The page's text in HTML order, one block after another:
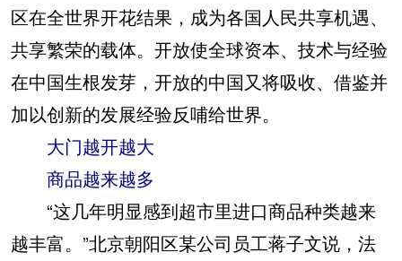
区在全世界开花结果，成为各国人民共享机遇、
共享繁荣的载体。开放使全球资本、技术与经验
在中国生根发芽，开放的中国又将吸收、借鉴并
加以创新的发展经验反哺给世界。
大门越开越大
商品越来越多
“这几年明显感到超市里进口商品种类越来
越丰富。”北京朝阳区某公司员工蒋子文说，法